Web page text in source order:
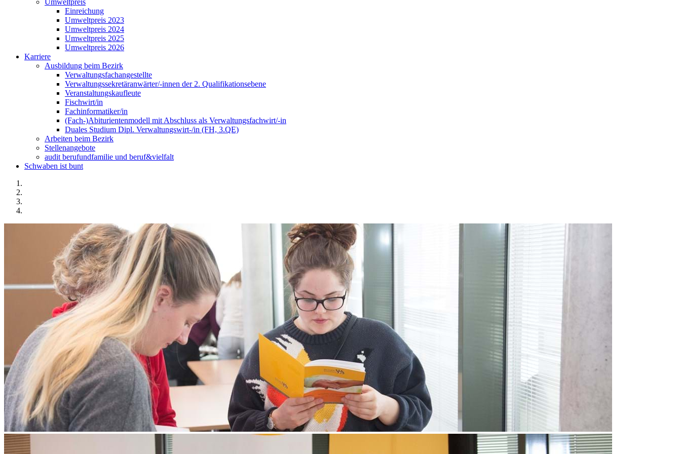
Umweltpreis
Einreichung
Umweltpreis 2023
Umweltpreis 2024
Umweltpreis 2025
Umweltpreis 2026
Karriere
Ausbildung beim Bezirk
Verwaltungsfachangestellte
Verwaltungssekretäranwärter/-innen der 2. Qualifikationsebene
Veranstaltungskaufleute
Fischwirt/in
Fachinformatiker/in
(Fach-)Abiturientenmodell mit Abschluss als Verwaltungsfachwirt/-in
Duales Studium Dipl. Verwaltungswirt-/in (FH, 3.QE)
Arbeiten beim Bezirk
Stellenangebote
audit berufundfamilie und beruf&vielfalt
Schwaben ist bunt